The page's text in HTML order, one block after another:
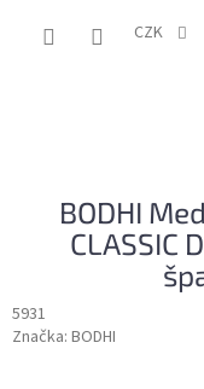
CZK
BODHI
CLASSIC
5931
Značka: BODHI